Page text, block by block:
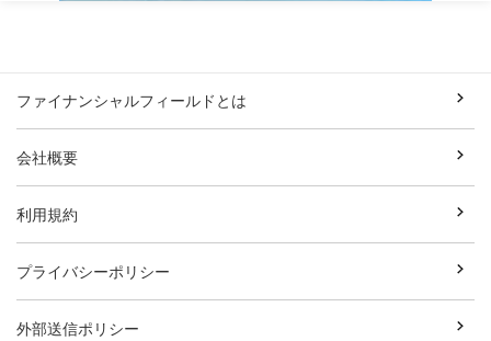
ファイナンシャルフィールドとは
会社概要
利用規約
プライバシーポリシー
外部送信ポリシー